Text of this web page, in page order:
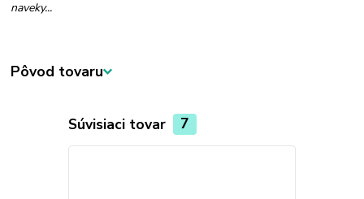
naveky...
Pôvod tovaru
Súvisiaci tovar 7